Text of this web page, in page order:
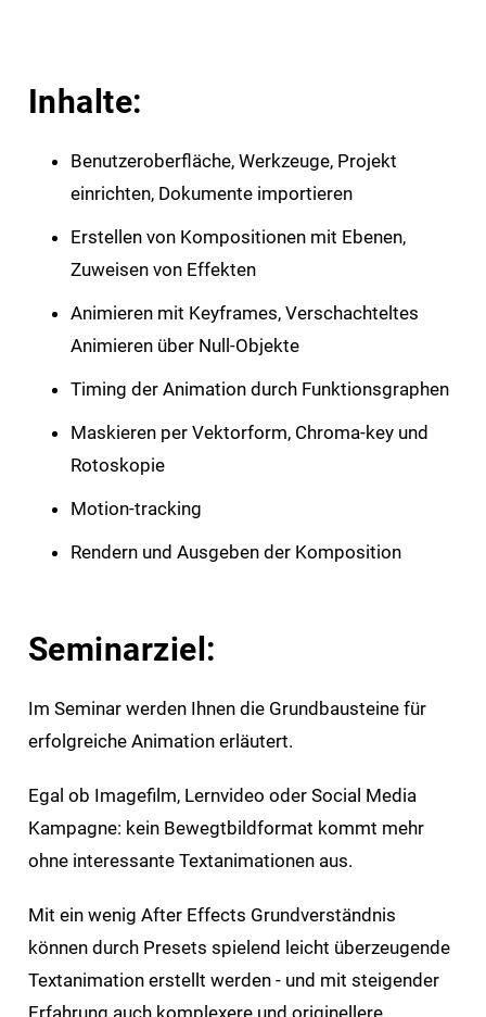
Inhalte:
Benutzeroberfläche, Werkzeuge, Projekt
einrichten, Dokumente importieren
Erstellen von Kompositionen mit Ebenen,
Zuweisen von Effekten
Animieren mit Keyframes, Verschachteltes
Animieren über Null-Objekte
Timing der Animation durch Funktionsgraphen
Maskieren per Vektorform, Chroma-key und
Rotoskopie
Motion-tracking
Rendern und Ausgeben der Komposition
Seminarziel:
Im Seminar werden Ihnen die Grundbausteine für
erfolgreiche Animation erläutert.
Egal ob Imagefilm, Lernvideo oder Social Media
Kampagne: kein Bewegtbildformat kommt mehr
ohne interessante Textanimationen aus.
Mit ein wenig After Effects Grundverständnis
können durch Presets spielend leicht überzeugende
Textanimation erstellt werden - und mit steigender
Erfahrung auch komplexere und originellere